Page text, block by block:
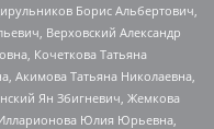
Борис Альбертович,
Верховский Александр
Кочеткова Татьяна
Акимова Татьяна Николаевна,
Ян Збигневич, Жемкова
Юлия Юрьевна,